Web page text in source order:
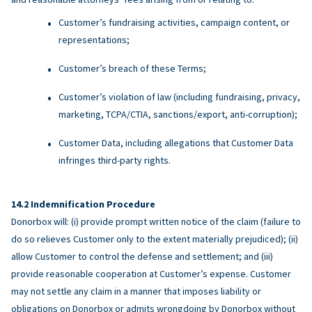
Customer’s fundraising activities, campaign content, or
representations;
Customer’s breach of these Terms;
Customer’s violation of law (including fundraising, privacy,
marketing, TCPA/CTIA, sanctions/export, anti-corruption);
Customer Data, including allegations that Customer Data
infringes third-party rights.
Indemnification Procedure
Donorbox will: (i) provide prompt written notice of the claim (failure to
do so relieves Customer only to the extent materially prejudiced); (ii)
allow Customer to control the defense and settlement; and (iii)
provide reasonable cooperation at Customer’s expense. Customer
may not settle any claim in a manner that imposes liability or
obligations on Donorbox or admits wrongdoing by Donorbox without